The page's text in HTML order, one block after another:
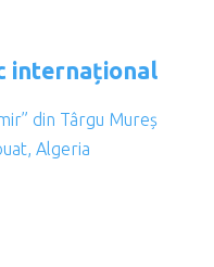
internațional
din Târgu Mureș
Algeria